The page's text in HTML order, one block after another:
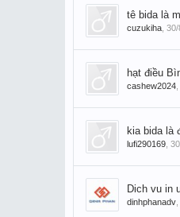
tê bida là
cuzukiha 30/
hạt điều
cashew2024
kia bida là
lufi290169
Dich vu in
dinhphanadv